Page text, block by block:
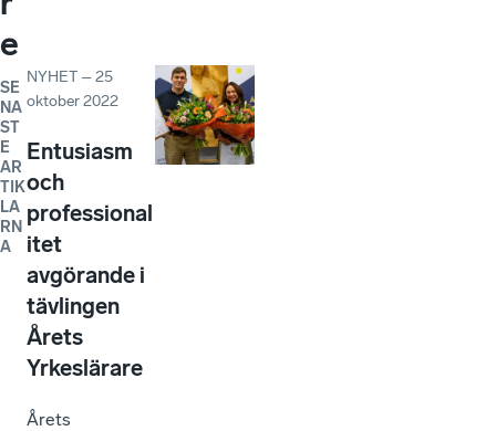
e
SE
NA
ST
E
AR
TIK
LA
RN
A
NYHET –25
oktober 2022
Entusiasm
och
professional
itet
avgörande i
tävlingen
Årets
Yrkeslärare
Årets